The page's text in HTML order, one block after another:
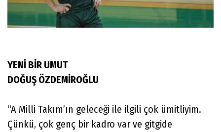
YENİ BİR UMUT
DOĞUŞ ÖZDEMİROĞLU
“A Milli Takım’ın geleceği ile ilgili çok ümitliyim.
Çünkü, çok genç bir kadro var ve gitgide